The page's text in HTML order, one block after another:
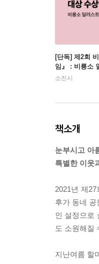
[단독] 제2회
임』 : 비룡소
소진시
책소개
눈부시고 아
특별한 이웃
2021년 제
후가 동네
인 설정으로
도 소원해질
지난여름 할